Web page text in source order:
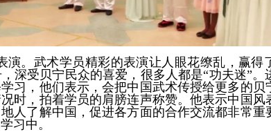
演。武术学员精彩的表演让人眼花缭乱，赢得
深受贝宁民众的喜爱，很多人都是“功夫迷”。
习，他们表示，会把中国武术传授给更多的贝
时，拍着学员的肩膀连声称赞。他表示中国风
人了解中国，促进各方面的合作交流都非常重
习中。